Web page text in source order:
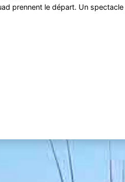
prennent le départ. Un